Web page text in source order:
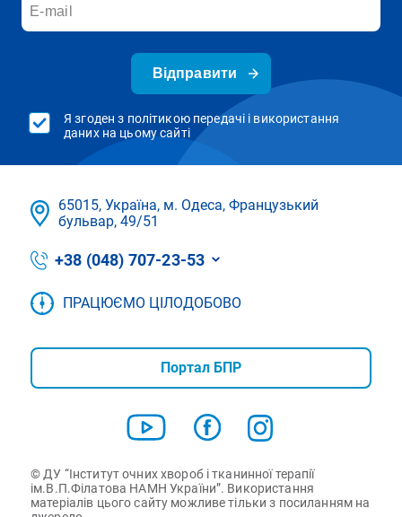
Відправити
Я згоден з політикою передачі і використання
даних на цьому сайті
65015, Україна, м. Одеса, Французький
бульвар, 49/51
+38 (048) 707-23-53
ПРАЦЮЄМО ЦІЛОДОБОВО
Портал БПР
© ДУ “Інститут очних хвороб і тканинної терапії
ім.В.П.Філатова НАМН України”. Використання
матеріалів цього сайту можливе тільки з посиланням на